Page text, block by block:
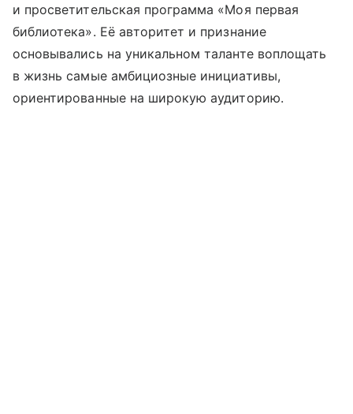
и просветительская программа «Моя первая
библиотека». Её авторитет и признание
основывались на уникальном таланте воплощать
в жизнь самые амбициозные инициативы,
ориентированные на широкую аудиторию.